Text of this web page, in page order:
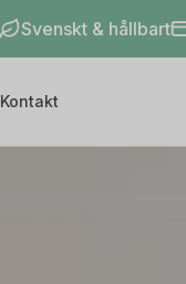
Svenskt & hållbart
Kontakt